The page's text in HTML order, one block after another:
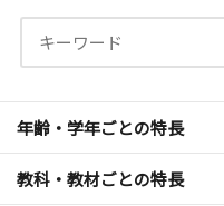
年齢・学年ごとの特長
教科・教材ごとの特長